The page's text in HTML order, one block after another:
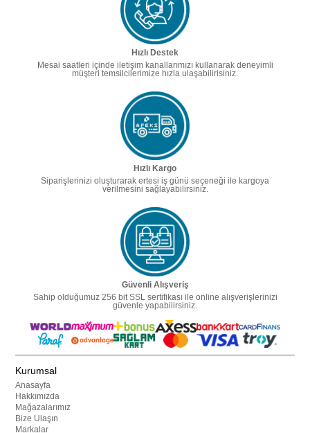
Hızlı Destek
Mesai saatleri içinde iletişim kanallarımızı kullanarak deneyimli
müşteri temsilcilerimize hızla ulaşabilirisiniz.
Hızlı Kargo
Siparişlerinizi oluşturarak ertesi iş günü seçeneği ile kargoya
verilmesini sağlayabilirsiniz.
Güvenli Alışveriş
Sahip olduğumuz 256 bit SSL sertifikası ile online alışverişlerinizi
güvenle yapabilirsiniz.
Kurumsal
Anasayfa
Hakkımızda
Mağazalarımız
Bize Ulaşın
Markalar